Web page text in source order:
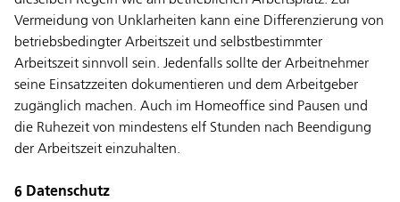
Vermeidung von Unklarheiten kann eine Differenzierung von
betriebsbedingter Arbeitszeit und selbstbestimmter
Arbeitszeit sinnvoll sein. Jedenfalls sollte der Arbeitnehmer
seine Einsatzzeiten dokumentieren und dem Arbeitgeber
zugänglich machen. Auch im Homeoffice sind Pausen und
die Ruhezeit von mindestens elf Stunden nach Beendigung
der Arbeitszeit einzuhalten.
6 Datenschutz